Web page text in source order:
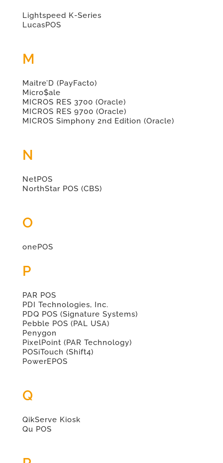
Lightspeed K-Series
LucasPOS
M
Maitre’D (PayFacto)
Micro$ale
MICROS RES 3700 (Oracle)
MICROS RES 9700 (Oracle)
MICROS Simphony 2nd Edition (Oracle)
N
NetPOS
NorthStar POS (CBS)
O
onePOS
P
PAR POS
PDI Technologies, Inc.
PDQ POS (Signature Systems)
Pebble POS (PAL USA)
Penygon
PixelPoint (PAR Technology)
POSiTouch (Shift4)
PowerEPOS
Q
QikServe Kiosk
Qu POS